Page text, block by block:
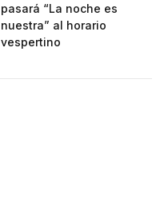
pasará “La noche es
nuestra” al horario
vespertino